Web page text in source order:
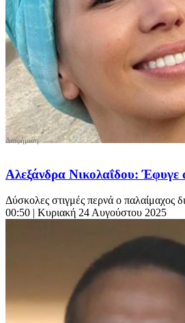
Αλεξάνδρα Νικολαΐδου: Έφυγε
Δύσκολες στιγμές περνά ο παλαίμαχος
00:50 | Κυριακή 24 Αυγούστου 2025